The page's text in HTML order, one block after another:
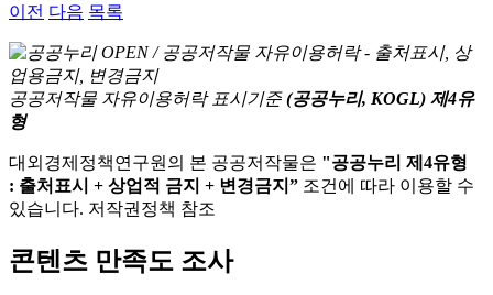
이전 다음 목록
공공저작물 자유이용허락 표시기준 (공공누리, KOGL) 제4유
형
대외경제정책연구원의 본 공공저작물은 "공공누리 제4유형
: 출처표시 + 상업적 금지 + 변경금지” 조건에 따라 이용할 수
있습니다. 저작권정책 참조
콘텐츠 만족도 조사